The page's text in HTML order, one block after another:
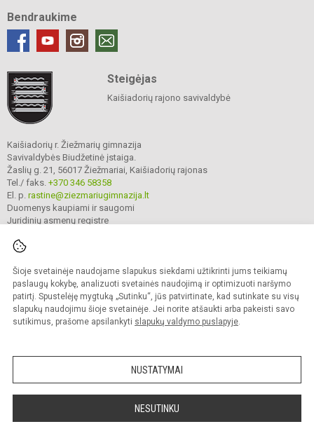
Šioje svetainėje naudojame slapukus siekdami užtikrinti jums teikiamų
paslaugų kokybę, analizuoti svetainės naudojimą ir optimizuoti naršymo
patirtį. Spustelėję mygtuką „Sutinku“, jūs patvirtinate, kad sutinkate su visų
slapukų naudojimu šioje svetainėje. Jei norite atšaukti arba pakeisti savo
sutikimus, prašome apsilankyti slapukų valdymo puslapyje.
NUSTATYMAI
NESUTINKU
Bendraukime
Steigėjas
Kaišiadorių rajono savivaldybė
Kaišiadorių r. Žiežmarių gimnazija
Savivaldybės Biudžetinė įstaiga.
Žaslių g. 21, 56017 Žiežmariai, Kaišiadorių rajonas
Tel./ faks. +370 346 58358
El. p. rastine@ziezmariugimnazija.lt
Duomenys kaupiami ir saugomi
Juridinių asmenų registre
© 2025. Kaišiadorių r. Žiežmarių gimnazija. Visos teisės saugomos.
Kopijuoti turinį be raštiško įstaigos administracijos sutikimo griežtai draudžiama.
Prieinamumo paraiška Slapukų valdymas